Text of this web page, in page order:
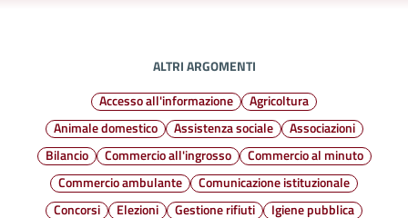
ALTRI ARGOMENTI
Accesso all'informazione
Agricoltura
Animale domestico
Assistenza sociale
Associazioni
Bilancio
Commercio all'ingrosso
Commercio al minuto
Commercio ambulante
Comunicazione istituzionale
Concorsi
Elezioni Gestione rifiuti
Igiene pubblica